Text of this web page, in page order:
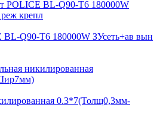
Q90-T6 180000W ЗУсеть+ав вын
0.3*7(Толщ0,3мм-